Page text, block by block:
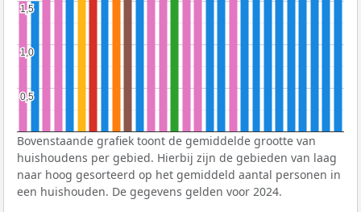
0,5
0,5
1,0
1,0
1,5
1,5
Bovenstaande grafiek toont de gemiddelde grootte van
huishoudens per gebied. Hierbij zijn de gebieden van laag
naar hoog gesorteerd op het gemiddeld aantal personen in
een huishouden. De gegevens gelden voor 2024.